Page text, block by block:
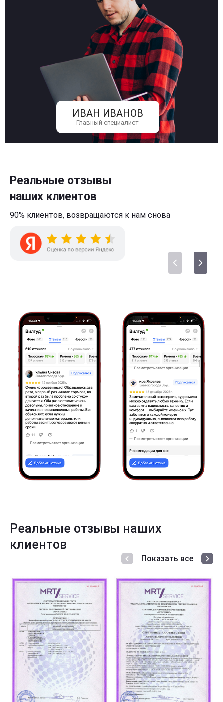
ИВАН ИВАНОВ
Главный специалист
Реальные отзывы
наших клиентов
90% клиентов, возвращаются к нам снова
Реальные отзывы наших
клиентов
Показать все